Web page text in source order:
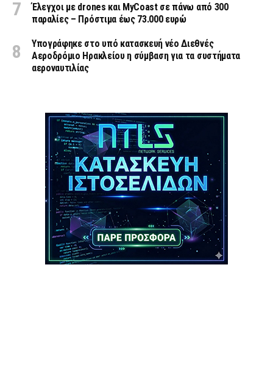
Έλεγχοι με drones και MyCoast σε πάνω από 300
παραλίες – Πρόστιμα έως 73.000 ευρώ
Υπογράφηκε στο υπό κατασκευή νέο Διεθνές
Αεροδρόμιο Ηρακλείου η σύμβαση για τα συστήματα
αεροναυτιλίας